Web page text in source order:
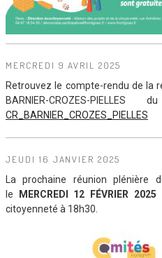
MERCREDI 9 AVRIL 2025
Retrouvez le compte-rendu de la
BARNIER-CROZES-
CR_BARNIER_CROZES_PIELLES
JEUDI 16 JANVIER 2025
La prochaine réunion plénière
le
MERCREDI 12 FÉVRIER 2025
citoyenneté à 18h30.